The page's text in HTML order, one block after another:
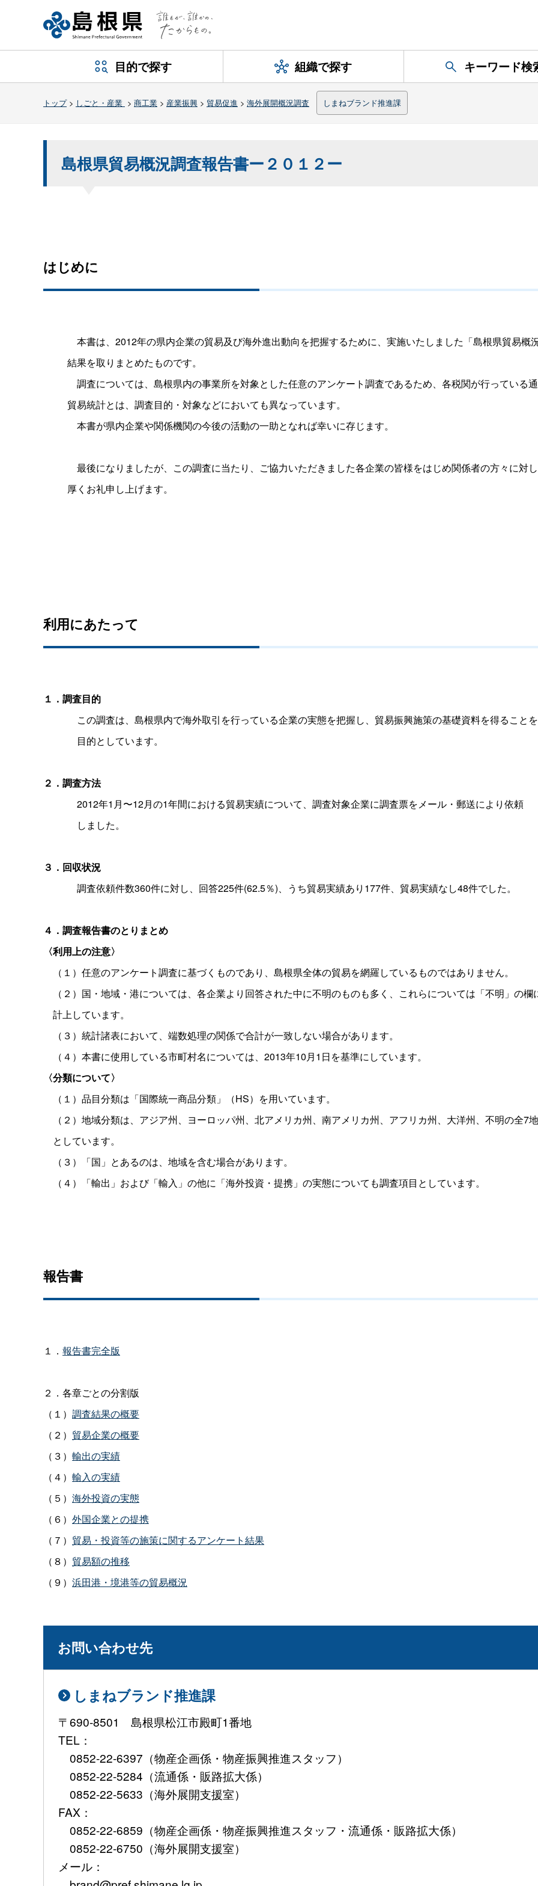
目的で探す 組織で探す キーワード検
トップ> しごと・産業 > 商工業 > 産業振興 > 貿易促進 > 海外展開概況調査 しまねブランド推進課
島根県貿易概況調査報告書ー２０１２ー
はじめに
本書は、2012年の県内企業の貿易及び海外進出動向を把握するために、実施いたしました「島根県貿易概
結果を取りまとめたものです。
調査については、島根県内の事業所を対象とした任意のアンケート調査であるため、各税関が行っている
貿易統計とは、調査目的・対象などにおいても異なっています。
本書が県内企業や関係機関の今後の活動の一助となれば幸いに存じます。
最後になりましたが、この調査に当たり、ご協力いただきました各企業の皆様をはじめ関係者の方々に対
厚くお礼申し上げます。
利用にあたって
１．調査目的
この調査は、島根県内で海外取引を行っている企業の実態を把握し、貿易振興施策の基礎資料を得ることを
目的としています。
２．調査方法
2012年1月〜12月の1年間における貿易実績について、調査対象企業に調査票をメール・郵送により依頼
しました。
３．回収状況
調査依頼件数360件に対し、回答225件(62.5％)、うち貿易実績あり177件、貿易実績なし48件でした。
４．調査報告書のとりまとめ
〈利用上の注意〉
（１）任意のアンケート調査に基づくものであり、島根県全体の貿易を網羅しているものではありません。
（２）国・地域・港については、各企業より回答された中に不明のものも多く、これらについては「不明」の欄
計上しています。
（３）統計諸表において、端数処理の関係で合計が一致しない場合があります。
（４）本書に使用している市町村名については、2013年10月1日を基準にしています。
〈分類について〉
（１）品目分類は「国際統一商品分類」（HS）を用いています。
（２）地域分類は、アジア州、ヨーロッパ州、北アメリカ州、南アメリカ州、アフリカ州、大洋州、不明の全7
としています。
（３）「国」とあるのは、地域を含む場合があります。
（４）「輸出」および「輸入」の他に「海外投資・提携」の実態についても調査項目としています。
報告書
１． 報告書完全版
２．各章ごとの分割版
（１） 調査結果の概要
（２） 貿易企業の概要
（３） 輸出の実績
（４） 輸入の実績
（５） 海外投資の実態
（６） 外国企業との提携
（７） 貿易・投資等の施策に関するアンケート結果
（８） 貿易額の推移
（９） 浜田港・境港等の貿易概況
お問い合わせ先
しまねブランド推進課
〒690-8501 島根県松江市殿町1番地
TEL：
0852-22-6397（物産企画係・物産振興推進スタッフ）
0852-22-5284（流通係・販路拡大係）
0852-22-5633（海外展開支援室）
FAX：
0852-22-6859（物産企画係・物産振興推進スタッフ・流通係・販路拡大係）
0852-22-6750（海外展開支援室）
メール：